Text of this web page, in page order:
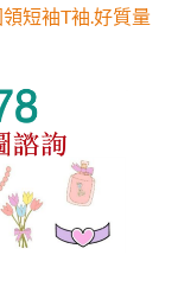
短袖T袖.好質量
T袖.好質量是您的需